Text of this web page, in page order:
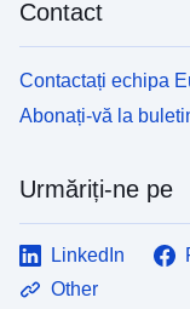
Contact
Contactați echipa
Abonați-vă la
Urmăriți-ne pe
LinkedIn
Other